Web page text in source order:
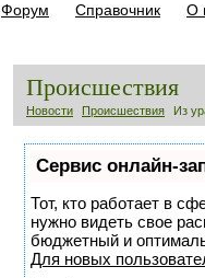
Форум Справочник О
Происшествия
Новости Происшествия Из
Сервис онлайн-
Тот, кто работает в
нужно видеть свое
бюджетный и
Для новых